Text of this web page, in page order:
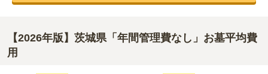
【2026年版】茨城県「年間管理費なし」お墓平均費
用